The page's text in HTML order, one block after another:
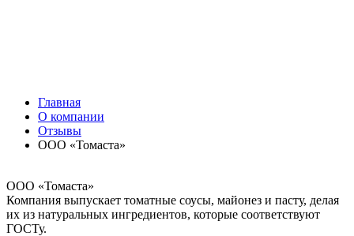
Главная
О компании
Отзывы
ООО «Томаста»
ООО «Томаста»
Компания выпускает томатные соусы, майонез и пасту, делая
их из натуральных ингредиентов, которые соответствуют
ГОСТу.